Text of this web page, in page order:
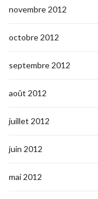
novembre 2012
octobre 2012
septembre 2012
août 2012
juillet 2012
juin 2012
mai 2012